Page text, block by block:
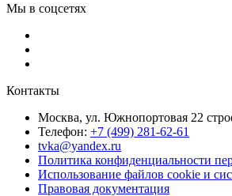
Мы в соцсетях
Контакты
Москва, ул. Южнопортовая 22
Телефон: +7 (499) 281-62-61
tvka@yandex.ru
Политика конфиденциальности
Использование файлов cookie и
Правовая документация